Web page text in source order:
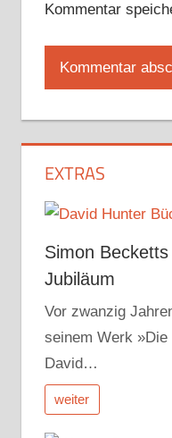
Kommentar
EXTRAS
Simon
Jubiläum
Vor zwanzig
seinem Werk »Die
David…
weiter